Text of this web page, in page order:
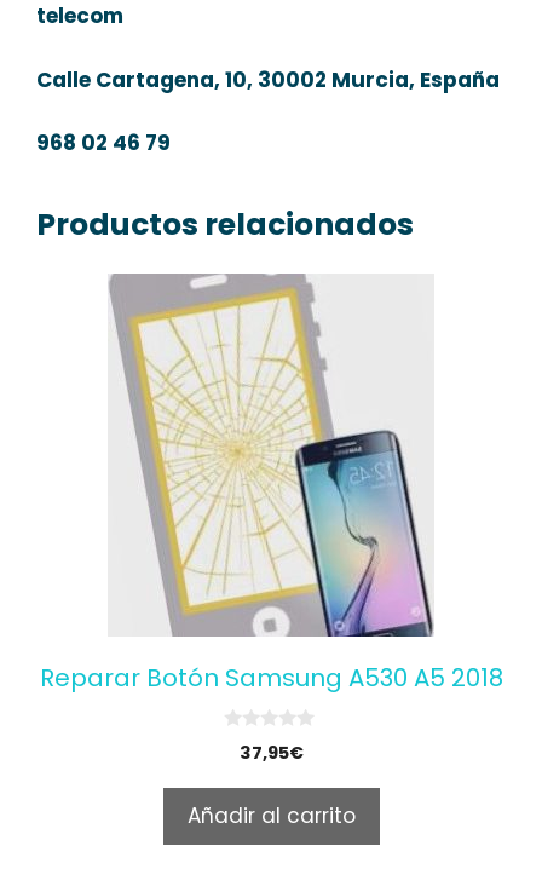
telecom
Calle Cartagena, 10, 30002 Murcia, España
968 02 46 79
Productos relacionados
Reparar Botón Samsung A530 A5 2018
o
f
5
37,95€
Añadir al carrito